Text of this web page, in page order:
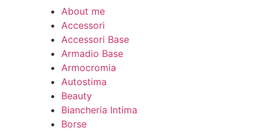
About me
Accessori
Accessori Base
Armadio Base
Armocromia
Autostima
Beauty
Biancheria Intima
Borse